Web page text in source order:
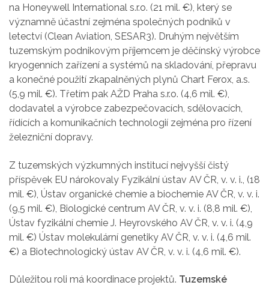
na Honeywell International s.r.o. (21 mil. €), který se
významně účastní zejména společných podniků v
letectví (Clean Aviation, SESAR3). Druhým největším
tuzemským podnikovým příjemcem je děčínský výrobce
kryogenních zařízení a systémů na skladování, přepravu
a konečné použití zkapalněných plynů Chart Ferox, a.s.
(5,9 mil. €). Třetím pak AŽD Praha s.r.o. (4,6 mil. €),
dodavatel a výrobce zabezpečovacích, sdělovacích,
řídících a komunikačních technologií zejména pro řízení
železniční dopravy.
Z tuzemských výzkumných institucí nejvyšší čistý
příspěvek EU nárokovaly Fyzikální ústav AV ČR, v. v. i., (18
mil. €), Ústav organické chemie a biochemie AV ČR, v. v. i.
(9,5 mil. €), Biologické centrum AV ČR, v. v. i. (8,8 mil. €),
Ústav fyzikální chemie J. Heyrovského AV ČR, v. v. i. (4,9
mil. €) Ústav molekulární genetiky AV ČR, v. v. i. (4,6 mil.
€) a Biotechnologický ústav AV ČR, v. v. i. (4,6 mil. €).
Důležitou roli má koordinace projektů. Tuzemské